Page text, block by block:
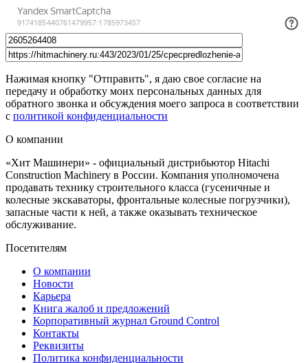
Нажимая кнопку "Отправить", я даю свое согласие на
передачу и обработку моих персональных данных для
обратного звонка и обсуждения моего запроса в соответствии
с политикой конфиденциальности
О компании
«Хит Машинери» - официальный дистрибьютор Hitachi
Construction Machinery в России. Компания уполномочена
продавать технику строительного класса (гусеничные и
колесные экскаваторы, фронтальные колесные погрузчики),
запасные части к ней, а также оказывать техническое
обслуживание.
Посетителям
О компании
Новости
Карьера
Книга жалоб и предложений
Корпоративный журнал Ground Control
Контакты
Реквизиты
Политика конфиденциальности